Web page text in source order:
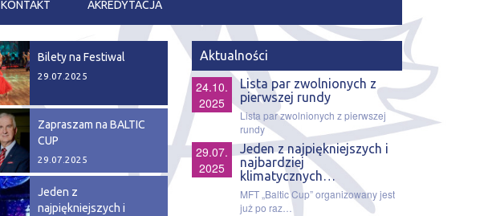
KONTAKT AKREDYTACJA
Bilety na Festiwal
29.07.2025
Zapraszam na BALTIC
CUP
29.07.2025
Jeden z
najpiękniejszych i
Aktualności
24.10.
2025
Lista par zwolnionych z
pierwszej rundy
Lista par zwolnionych z pierwszej
rundy
29.07.
2025
Jeden z najpiękniejszych i
najbardziej
klimatycznych…
MFT „Baltic Cup” organizowany jest
już po raz…